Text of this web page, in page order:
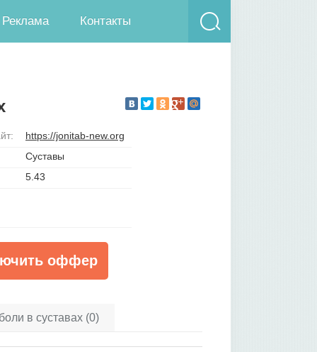
Реклама Контакты
https://jonitab-new.org
Суставы
5.43
оффер
в суставах (0)